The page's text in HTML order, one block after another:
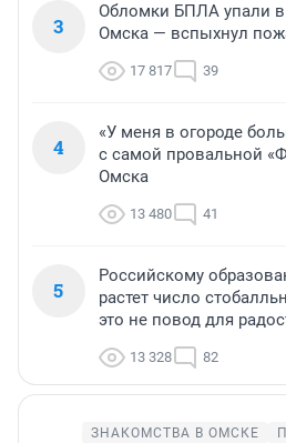
3
Обломки БПЛА упали в
Омска — вспыхнул
17 817 39
4
«У меня в огороде
с самой провальной
Омска
13 480 41
5
Российскому
растет число
это не повод для
13 328 82
ЗНАКОМСТВА В ОМСКЕ